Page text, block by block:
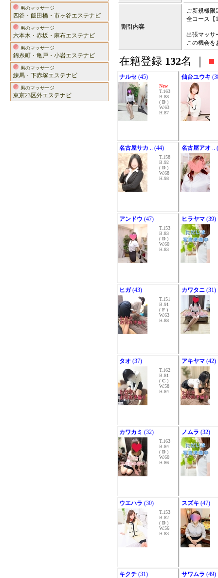
男のマッサージ
四谷・飯田橋・市ヶ谷エステナビ
男のマッサージ
六本木・赤坂・麻布エステナビ
男のマッサージ
錦糸町・亀戸・小岩エステナビ
男のマッサージ
練馬・下赤塚エステナビ
男のマッサージ
東京23区外エステナビ
割引内容
ご新規様限
全コース【
出張マッサ
この機会を
在籍登録 132名 ｜ ■
ナルセ (45)
New
T.163
B.88
( D )
W.63
H.87
仙台ユウキ
名古屋サカ .. (44)
T.158
B.92
( D )
W.68
H.98
名古屋アオ ..
アンドウ (47)
T.153
B.83
( D )
W.60
H.83
ヒラヤマ (39)
ヒガ(43)
T.151
B.91
( F )
W.63
H.88
カワタニ (31)
タオ (37)
T.162
B.81
( C )
W.58
H.84
アキヤマ (42)
カワカミ (32)
T.163
B.84
( D )
W.60
H.86
ノムラ (32)
ウエハラ (30)
T.153
B.82
( D )
W.56
H.83
スズキ (47)
キクチ (31) サワムラ (49)